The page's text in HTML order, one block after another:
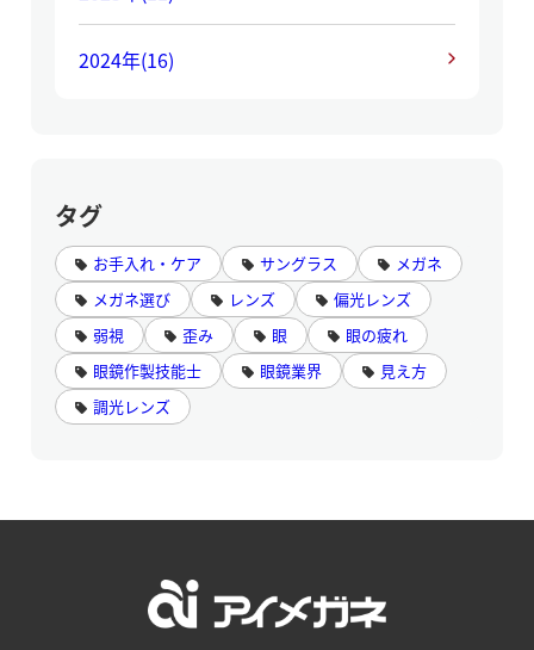
2024年(16)
タグ
お手入れ・ケア サングラス
メガネ
メガネ選び
レンズ
偏光レンズ
弱視
歪み 眼
眼の疲れ
眼鏡作製技能士
眼鏡業界
見え方
調光レンズ